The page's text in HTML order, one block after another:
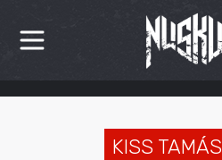
HÍREK
KISS TAMÁS